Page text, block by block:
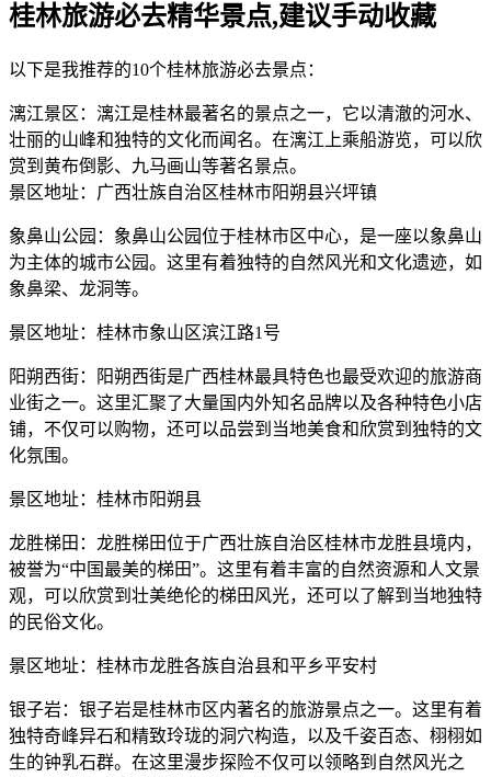
桂林旅游必去精华景点,建议手动收藏
以下是我推荐的10个桂林旅游必去景点：
漓江景区：漓江是桂林最著名的景点之一，它以清澈的河水、
壮丽的山峰和独特的文化而闻名。在漓江上乘船游览，可以欣
赏到黄布倒影、九马画山等著名景点。
景区地址：广西壮族自治区桂林市阳朔县兴坪镇
象鼻山公园：象鼻山公园位于桂林市区中心，是一座以象鼻山
为主体的城市公园。这里有着独特的自然风光和文化遗迹，如
象鼻梁、龙洞等。
景区地址：桂林市象山区滨江路1号
阳朔西街：阳朔西街是广西桂林最具特色也最受欢迎的旅游商
业街之一。这里汇聚了大量国内外知名品牌以及各种特色小店
铺，不仅可以购物，还可以品尝到当地美食和欣赏到独特的文
化氛围。
景区地址：桂林市阳朔县
龙胜梯田：龙胜梯田位于广西壮族自治区桂林市龙胜县境内，
被誉为“中国最美的梯田”。这里有着丰富的自然资源和人文景
观，可以欣赏到壮美绝伦的梯田风光，还可以了解到当地独特
的民俗文化。
景区地址：桂林市龙胜各族自治县和平乡平安村
银子岩：银子岩是桂林市区内著名的旅游景点之一。这里有着
独特奇峰异石和精致玲珑的洞穴构造，以及千姿百态、栩栩如
生的钟乳石群。在这里漫步探险不仅可以领略到自然风光之